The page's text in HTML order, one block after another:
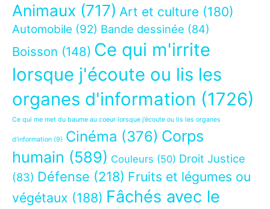
Animaux (717) Art et culture (180)
Automobile (92) Bande dessinée (84)
Boisson (148) Ce qui m'irrite
lorsque j'écoute ou lis les
organes d'information (1726)
Ce qui me met du baume au coeur lorsque j’écoute ou lis les organes
d’information (9) Cinéma (376) Corps
humain (589) Couleurs (50) Droit Justice
(83) Défense (218) Fruits et légumes ou
végétaux (188) Fâchés avec le